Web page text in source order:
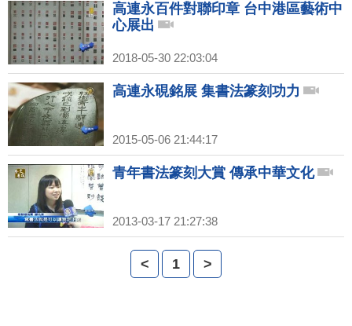
高連永百件對聯印章 台中港區藝術中
心展出
2018-05-30 22:03:04
高連永硯銘展 集書法篆刻功力
2015-05-06 21:44:17
青年書法篆刻大賞 傳承中華文化
2013-03-17 21:27:38
< 1 >